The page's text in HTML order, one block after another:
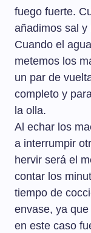
fuego fuerte.
añadimos sal y
Cuando el
metemos los
un par de
completo y
la olla.
Al echar los
a interrumpir
hervir será el
contar los
tiempo de
envase, ya
en este caso